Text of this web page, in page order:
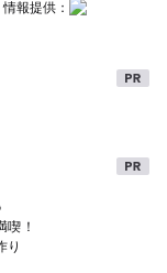
情報提供：
喫！
り